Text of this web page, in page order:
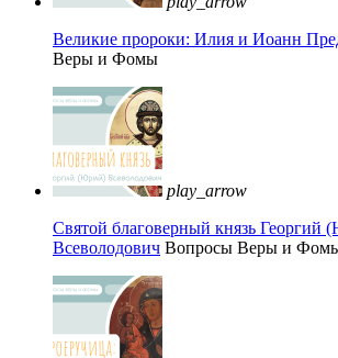
Великие пророки: Илия и Иоанн
Веры и Фомы
play_arrow
Святой благоверный князь Георгий
Всеволодович Вопросы Веры и